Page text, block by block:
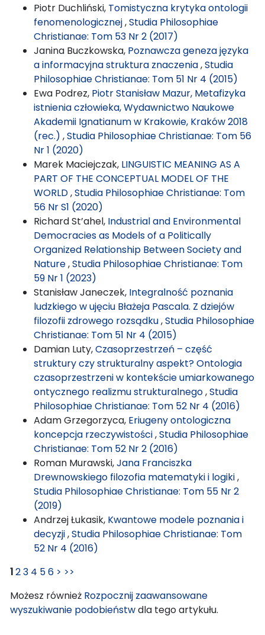
Piotr Duchliński, Tomistyczna krytyka ontologii
fenomenologicznej,Studia Philosophiae
Christianae: Tom 53 Nr 2 (2017)
Janina Buczkowska, Poznawcza geneza języka
a informacyjna struktura znaczenia,Studia
Philosophiae Christianae: Tom 51 Nr 4 (2015)
Ewa Podrez, Piotr Stanisław Mazur, Metafizyka
istnienia człowieka, Wydawnictwo Naukowe
Akademii Ignatianum w Krakowie, Kraków 2018
(rec.) ,Studia Philosophiae Christianae: Tom 56
Nr 1 (2020)
Marek Maciejczak, LINGUISTIC MEANING AS A
PART OF THE CONCEPTUAL MODEL OF THE
WORLD,Studia Philosophiae Christianae: Tom
56 Nr S1 (2020)
Richard St’ahel, Industrial and Environmental
Democracies as Models of a Politically
Organized Relationship Between Society and
Nature,Studia Philosophiae Christianae: Tom
59 Nr 1 (2023)
Stanisław Janeczek, Integralność poznania
ludzkiego w ujęciu Błażeja Pascala. Z dziejów
filozofii zdrowego rozsądku,Studia Philosophiae
Christianae: Tom 51 Nr 4 (2015)
Damian Luty,Czasoprzestrzeń – część
struktury czy strukturalny aspekt? Ontologia
czasoprzestrzeni w kontekście umiarkowanego
ontycznego realizmu strukturalnego,Studia
Philosophiae Christianae: Tom 52 Nr 4 (2016)
Adam Grzegorzyca, Eriugeny ontologiczna
koncepcja rzeczywistości,Studia Philosophiae
Christianae: Tom 52 Nr 2 (2016)
Roman Murawski,Jana Franciszka
Drewnowskiego filozofia matematyki i logiki,
Studia Philosophiae Christianae: Tom 55 Nr 2
(2019)
Andrzej Łukasik, Kwantowe modele poznania i
decyzji,Studia Philosophiae Christianae: Tom
52 Nr 4 (2016)
123 4 56 > >>
Możesz również Rozpocznij zaawansowane
wyszukiwanie podobieństwdla tego artykułu.